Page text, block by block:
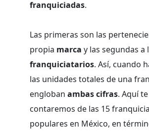
franquiciadas.
Las primeras son las
propia marca y las segundas a
franquiciatarios. Así, cuando
las unidades totales de una
engloban ambas cifras. Aquí te
contaremos de las 15
populares en México, en